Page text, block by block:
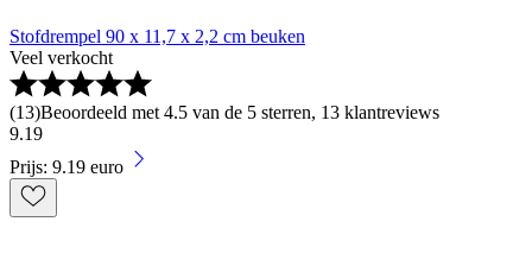
Stofdrempel 90 x 11,7 x 2,2 cm beuken
Veel verkocht
(13)Beoordeeld met 4.5 van de 5 sterren, 13 klantreviews
9.19
Prijs: 9.19 euro